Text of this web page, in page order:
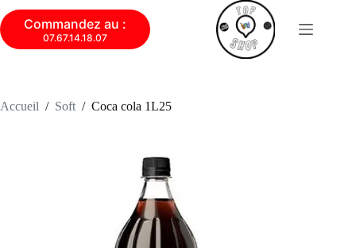
Commandez au :
07.67.14.18.07
Accueil / Soft / Coca cola 1L25